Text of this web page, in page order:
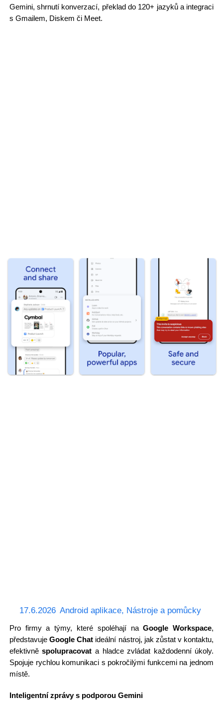
Gemini, shrnutí konverzací, překlad do 120+ jazyků a integraci
s Gmailem, Diskem či Meet.
17.6.2026 Android aplikace, Nástroje a pomůcky
Pro firmy a týmy, které spoléhají naGoogle Workspace,
představujeGoogle Chat ideální nástroj, jak zůstat v kontaktu,
efektivněspolupracovat a hladce zvládat každodenní úkoly.
Spojuje rychlou komunikaci s pokročilými funkcemi na jednom
místě.
Inteligentní zprávy s podporou Gemini